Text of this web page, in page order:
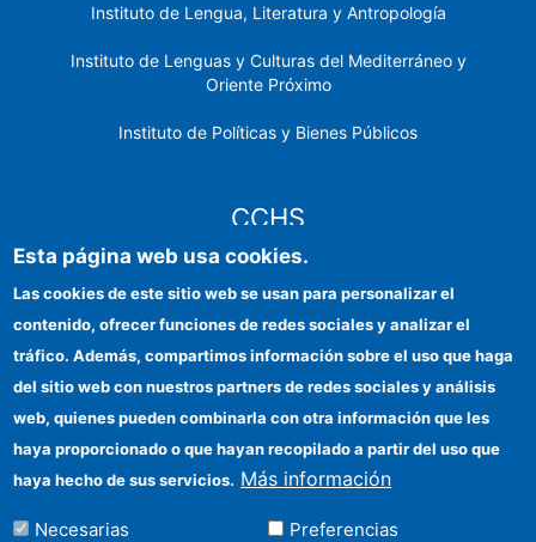
Instituto de Lengua, Literatura y Antropología
Instituto de Lenguas y Culturas del Mediterráneo y
Oriente Próximo
Instituto de Políticas y Bienes Públicos
CCHS
Identidad institucional
Ayudas FEDER
Organismos financiadores
Contacto
Esta página web usa cookies.
Las cookies de este sitio web se usan para personalizar el
contenido, ofrecer funciones de redes sociales y analizar el
tráfico. Además, compartimos información sobre el uso que haga
del sitio web con nuestros partners de redes sociales y análisis
web, quienes pueden combinarla con otra información que les
haya proporcionado o que hayan recopilado a partir del uso que
haya hecho de sus servicios. Más información
Necesarias Preferencias